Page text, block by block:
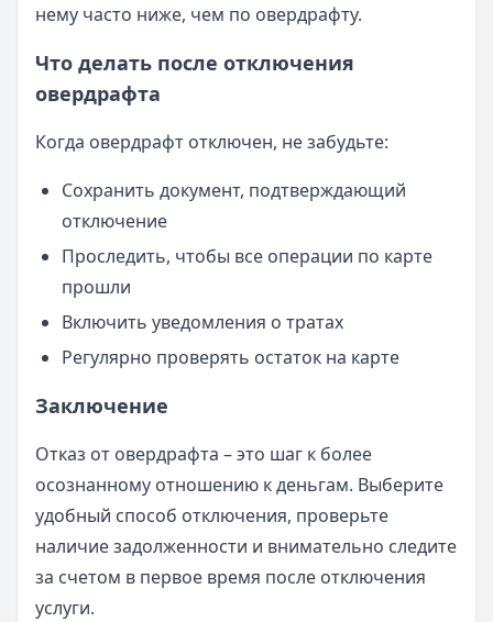
нему часто ниже, чем по овердрафту.
Что делать после отключения
овердрафта
Когда овердрафт отключен, не забудьте:
Сохранить документ, подтверждающий
отключение
Проследить, чтобы все операции по карте
прошли
Включить уведомления о тратах
Регулярно проверять остаток на карте
Заключение
Отказ от овердрафта – это шаг к более
осознанному отношению к деньгам. Выберите
удобный способ отключения, проверьте
наличие задолженности и внимательно следите
за счетом в первое время после отключения
услуги.